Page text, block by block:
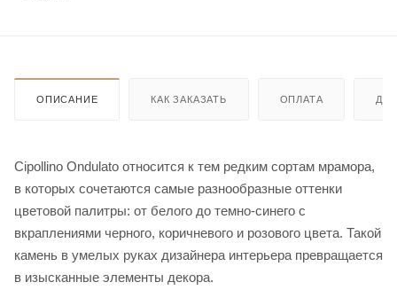
ОПИСАНИЕ КАК ЗАКАЗАТЬ ОПЛАТА
Cipollino Ondulato относится к тем редким сортам мрамора,
в которых сочетаются самые разнообразные оттенки
цветовой палитры: от белого до темно-синего с
вкраплениями черного, коричневого и розового цвета. Такой
камень в умелых руках дизайнера интерьера превращается
в изысканные элементы декора.